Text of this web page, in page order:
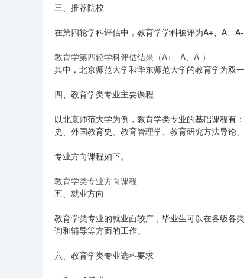
三、推荐院校
在第四轮学科评估中，教育学学科被评为A+、A、A-
教育学第四轮学科评估结果（A+、A、A-）
其中，北京师范大学和华东师范大学的教育学为双一
四、教育学类专业主要课程
以北京师范大学为例，教育学类专业的基础课程有
史、外国教育史、教育管理学、教育研究方法导论、
专业方向课程如下。
教育学类专业方向课程
五、就业方向
教育学类专业的就业面较广，毕业生可以在各级各
询和辅导等方面的工作。
六、教育学类专业选科要求